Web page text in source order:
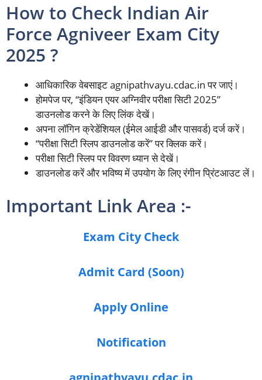
How to Check Indian Air
Force Agniveer Exam City
2025 ?
आधिकारिक वेबसाइट agnipathvayu.cdac.in पर जाएं।
होमपेज पर, “इंडियन एयर अग्निवीर परीक्षा सिटी 2025”
डाउनलोड करने के लिए लिंक देखें।
अपना लॉगिन क्रेडेंशियल (ईमेल आईडी और पासवर्ड) दर्ज करें।
“परीक्षा सिटी स्लिप डाउनलोड करें” पर क्लिक करें।
परीक्षा सिटी स्लिप पर विवरण ध्यान से देखें।
डाउनलोड करें और भविष्य में उपयोग के लिए रंगीन प्रिंटआउट लें।
Important Link Area :-
Exam City Check
Admit Card (Soon)
Apply Online
Notification